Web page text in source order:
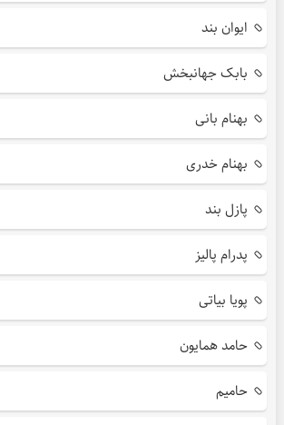
ایوان بند
بابک جهانبخش
بهنام بانی
بهنام خدری
پازل بند
پدرام پالیز
پویا بیاتی
حامد همایون
حامیم